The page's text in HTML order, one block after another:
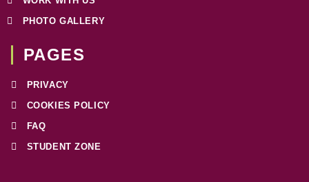
-
f
m
PHOTO GALLERY
PAGES​
PRIVACY
COOKIES POLICY
FAQ
STUDENT ZONE